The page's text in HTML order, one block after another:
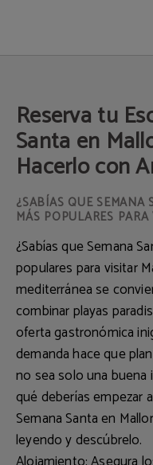
Reserva tu
Santa en
Hacerlo con
¿SABÍAS QUE SEMANA
MÁS POPULARES
¿Sabías que Semana
populares para visitar
mediterránea se
combinar playas
oferta gastronómica
demanda hace que
no sea solo una buena
qué deberías empezar
Semana Santa en
leyendo y descúbrelo.